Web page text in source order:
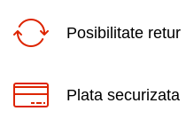
Posibilitate retur
Plata securizata